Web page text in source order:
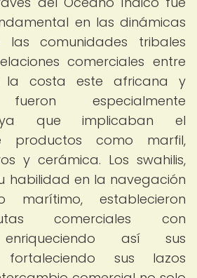
en las dinámicas
las comunidades tribales
comerciales entre
la costa este africana y
especialmente
ya que implicaban el
productos como marfil,
y cerámica. Los swahilis,
habilidad en la navegación
establecieron
comerciales con
enriqueciendo así sus
sus lazos